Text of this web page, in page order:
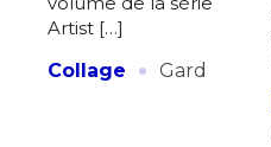
Artist […]
Collage
· Gard